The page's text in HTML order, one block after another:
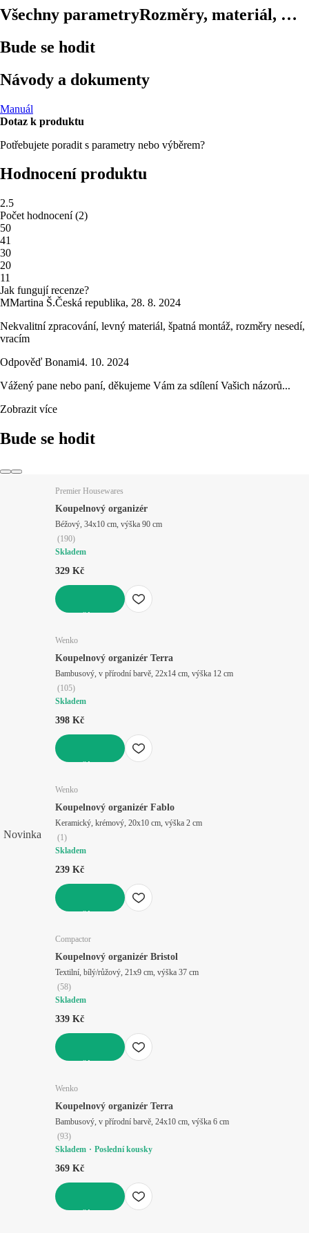
Všechny parametryRozměry, materiál, …
Bude se hodit
Návody a dokumenty
Manuál
Dotaz k produktu
Potřebujete poradit s parametry nebo výběrem?
Hodnocení produktu
2.5
Počet hodnocení(2)
50
41
30
20
11
Jak fungují recenze?
MMartina Š.Česká republika, 28. 8. 2024
Nekvalitní zpracování, levný materiál, špatná montáž, rozměry nesedí,
vracím
Odpověď Bonami4. 10. 2024
Vážený pane nebo paní, děkujeme Vám za sdílení Vašich názorů...
Zobrazit více
Bude se hodit
Premier Housewares
Koupelnový organizér
Béžový, 34x10 cm, výška 90 cm
(190)
Skladem
329 Kč
Wenko
Koupelnový organizér Terra
Bambusový, v přírodní barvě, 22x14 cm, výška 12 cm
(105)
Skladem
398 Kč
Novinka
Wenko
Koupelnový organizér Fablo
Keramický, krémový, 20x10 cm, výška 2 cm
(1)
Skladem
239 Kč
Compactor
Koupelnový organizér Bristol
Textilní, bílý/růžový, 21x9 cm, výška 37 cm
(58)
Skladem
339 Kč
Wenko
Koupelnový organizér Terra
Bambusový, v přírodní barvě, 24x10 cm, výška 6 cm
(93)
Skladem
Poslední kousky
369 Kč